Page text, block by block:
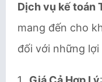
Dịch vụ kế toán
mang đến cho
đối với những